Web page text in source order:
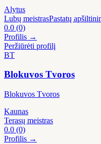
Alytus
Lubų meistrasPastatų
0.0 (0)
Profilis →
Peržiūrėti profilį
BT
Blokuvos Tvoros
Blokuvos Tvoros
Kaunas
Terasų meistras
0.0 (0)
Profilis →